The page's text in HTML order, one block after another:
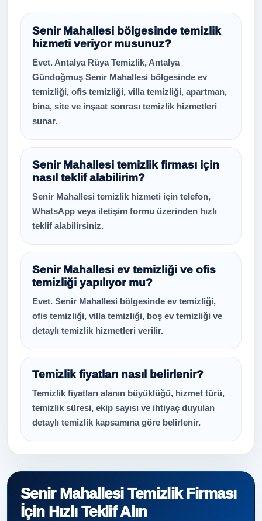
Senir Mahallesi bölgesinde temizlik
hizmeti veriyor musunuz?
Evet. Antalya Rüya Temizlik, Antalya
Gündoğmuş Senir Mahallesi bölgesinde ev
temizliği, ofis temizliği, villa temizliği, apartman,
bina, site ve inşaat sonrası temizlik hizmetleri
sunar.
Senir Mahallesi temizlik firması için
nasıl teklif alabilirim?
Senir Mahallesi temizlik hizmeti için telefon,
WhatsApp veya iletişim formu üzerinden hızlı
teklif alabilirsiniz.
Senir Mahallesi ev temizliği ve ofis
temizliği yapılıyor mu?
Evet. Senir Mahallesi bölgesinde ev temizliği,
ofis temizliği, villa temizliği, boş ev temizliği ve
detaylı temizlik hizmetleri verilir.
Temizlik fiyatları nasıl belirlenir?
Temizlik fiyatları alanın büyüklüğü, hizmet türü,
temizlik süresi, ekip sayısı ve ihtiyaç duyulan
detaylı temizlik kapsamına göre belirlenir.
Senir Mahallesi Temizlik Firması
İçin Hızlı Teklif Alın